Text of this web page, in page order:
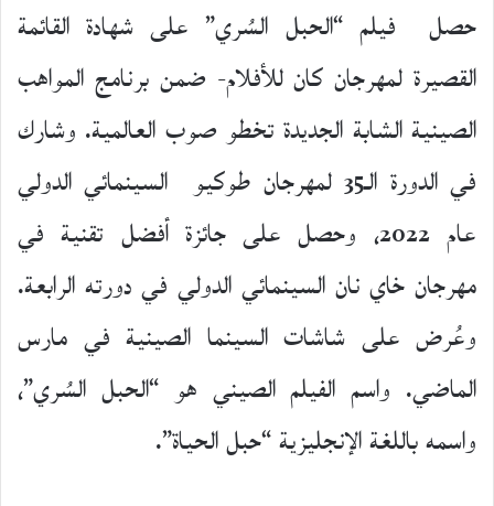
حصل فيلم “الحبل السُري” على شهادة القائمة
القصيرة لمهرجان كان للأفلام- ضمن برنامج المواهب
الصينية الشابة الجديدة تخطو صوب العالمية. وشارك
في الدورة الـ35 لمهرجان طوكيو السينمائي الدولي
عام 2022، وحصل على جائزة أفضل تقنية في
مهرجان خاي نان السينمائي الدولي في دورته الرابعة.
وعُرض على شاشات السينما الصينية في مارس
الماضي. واسم الفيلم الصيني هو “الحبل السُري”،
واسمه باللغة الإنجليزية “حبل الحياة”.